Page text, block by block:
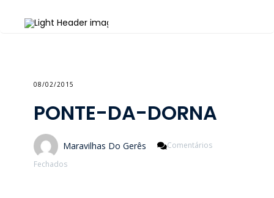
08/02/2015
PONTE-DA-DORNA
Maravilhas Do Gerês
Comentários
FechadosEm